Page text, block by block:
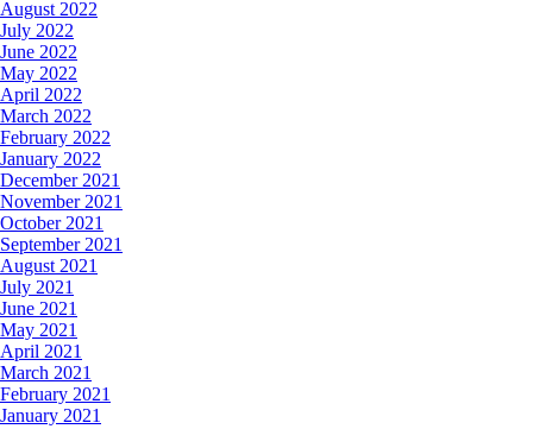
August 2022
July 2022
June 2022
May 2022
April 2022
March 2022
February 2022
January 2022
December 2021
November 2021
October 2021
September 2021
August 2021
July 2021
June 2021
May 2021
April 2021
March 2021
February 2021
January 2021